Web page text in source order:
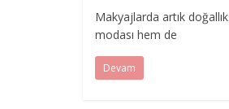
Makyajlarda artık
modası hem de
Devam